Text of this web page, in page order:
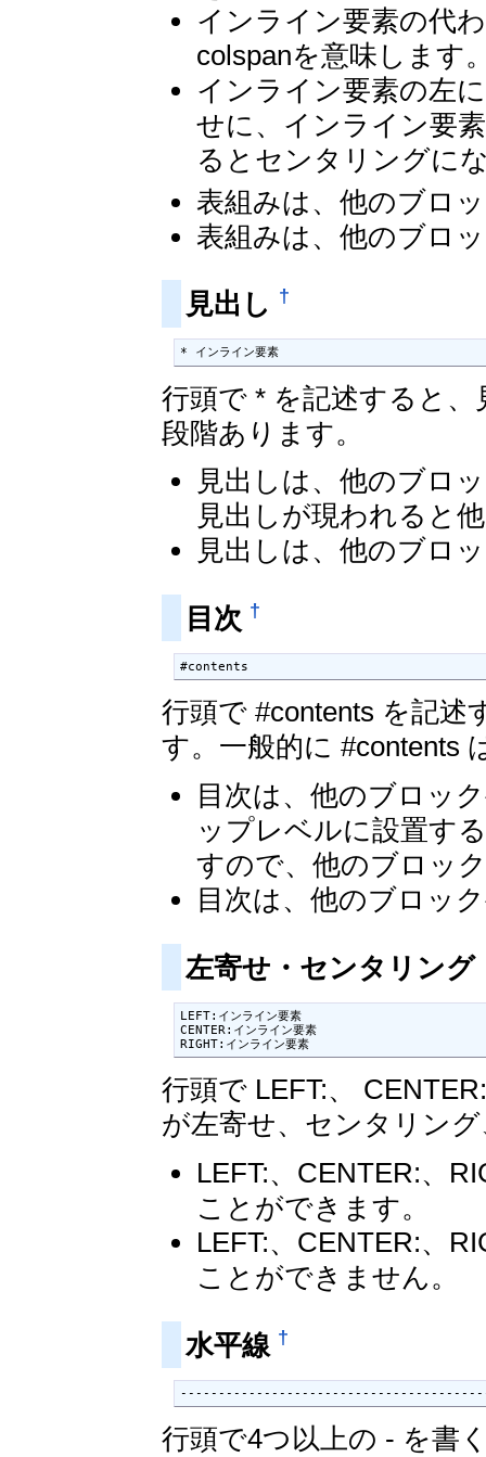
インライン要素の代
colspanを意味します
インライン要素の左
せに、インライン要
るとセンタリングに
表組みは、他のブロ
表組みは、他のブロ
見出し †
* インライン要素
行頭で * を記述すると
段階あります。
見出しは、他のブロ
見出しが現われると
見出しは、他のブロ
目次 †
#contents
行頭で #contents を記述
す。一般的に #contents
目次は、他のブロッ
ップレベルに設置す
すので、他のブロッ
目次は、他のブロッ
左寄せ・センタリン
LEFT:インライン要素
CENTER:インライン要素
RIGHT:インライン要素
行頭で LEFT:、
が左寄せ、センタリン
LEFT:、CENTER:、
ことができます。
LEFT:、CENTER:、
ことができません。
水平線 †
行頭で4つ以上の - を書